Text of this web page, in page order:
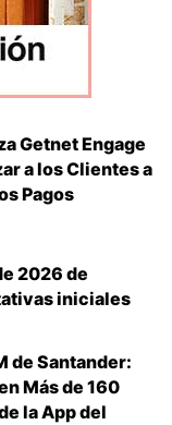
Getnet Engage
a los Clientes a
Pagos
2026 de
iniciales
de Santander:
Más de 160
la App del